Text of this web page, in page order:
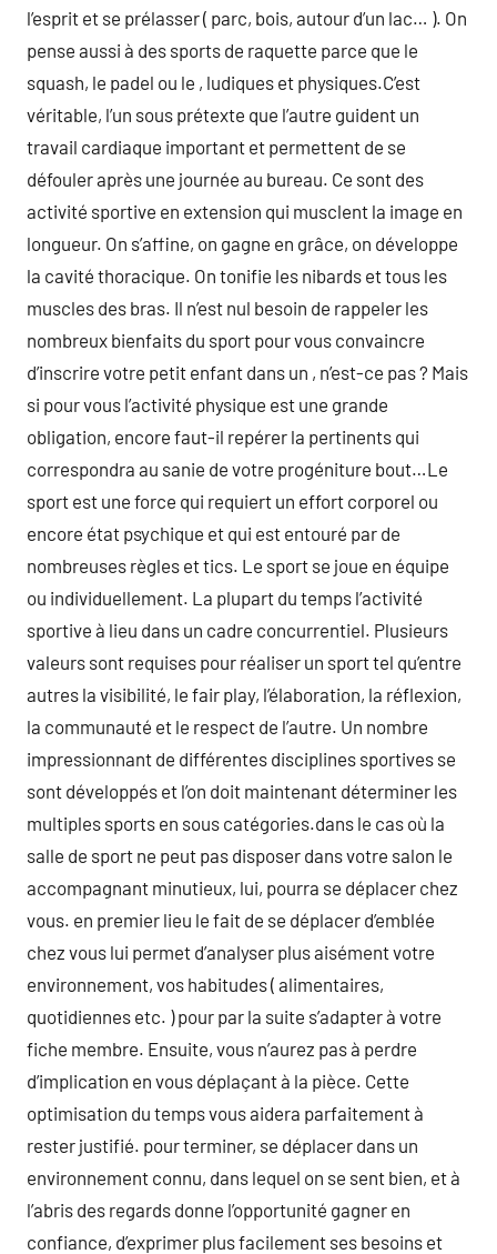
l’esprit et se prélasser ( parc, bois, autour d’un lac… ). On
pense aussi à des sports de raquette parce que le
squash, le padel ou le , ludiques et physiques.C’est
véritable, l’un sous prétexte que l’autre guident un
travail cardiaque important et permettent de se
défouler après une journée au bureau. Ce sont des
activité sportive en extension qui musclent la image en
longueur. On s’affine, on gagne en grâce, on développe
la cavité thoracique. On tonifie les nibards et tous les
muscles des bras. Il n’est nul besoin de rappeler les
nombreux bienfaits du sport pour vous convaincre
d’inscrire votre petit enfant dans un , n’est-ce pas ? Mais
si pour vous l’activité physique est une grande
obligation, encore faut-il repérer la pertinents qui
correspondra au sanie de votre progéniture bout…Le
sport est une force qui requiert un effort corporel ou
encore état psychique et qui est entouré par de
nombreuses règles et tics. Le sport se joue en équipe
ou individuellement. La plupart du temps l’activité
sportive à lieu dans un cadre concurrentiel. Plusieurs
valeurs sont requises pour réaliser un sport tel qu’entre
autres la visibilité, le fair play, l’élaboration, la réflexion,
la communauté et le respect de l’autre. Un nombre
impressionnant de différentes disciplines sportives se
sont développés et l’on doit maintenant déterminer les
multiples sports en sous catégories.dans le cas où la
salle de sport ne peut pas disposer dans votre salon le
accompagnant minutieux, lui, pourra se déplacer chez
vous. en premier lieu le fait de se déplacer d’emblée
chez vous lui permet d’analyser plus aisément votre
environnement, vos habitudes ( alimentaires,
quotidiennes etc. ) pour par la suite s’adapter à votre
fiche membre. Ensuite, vous n’aurez pas à perdre
d’implication en vous déplaçant à la pièce. Cette
optimisation du temps vous aidera parfaitement à
rester justifié. pour terminer, se déplacer dans un
environnement connu, dans lequel on se sent bien, et à
l’abris des regards donne l’opportunité gagner en
confiance, d’exprimer plus facilement ses besoins et